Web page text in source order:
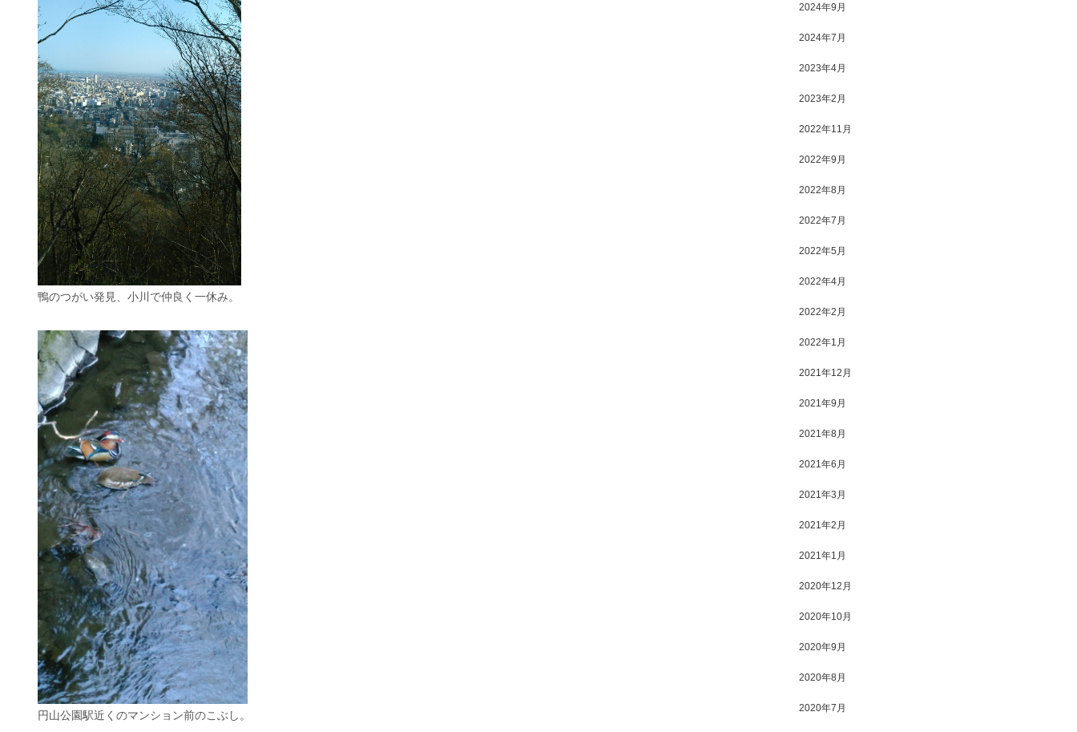
鴨のつがい発見、小川で仲良く一休み。
円山公園駅近くのマンション前のこぶし。
2024年9月
2024年7月
2023年4月
2023年2月
2022年11月
2022年9月
2022年8月
2022年7月
2022年5月
2022年4月
2022年2月
2022年1月
2021年12月
2021年9月
2021年8月
2021年6月
2021年3月
2021年2月
2021年1月
2020年12月
2020年10月
2020年9月
2020年8月
2020年7月